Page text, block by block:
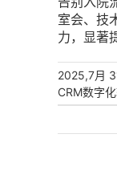
室会、技
力，显著
2025,7月
CRM数字